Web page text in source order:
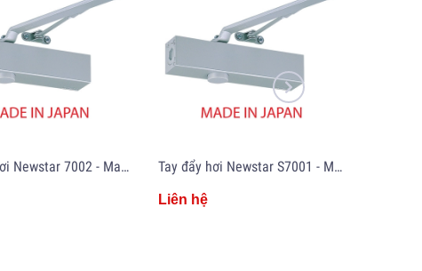
Tay đẩy hơi Newstar 7002 - Made in Japan Tay đẩy hơi Newstar S7001 - Made in Japan
Liên hệ